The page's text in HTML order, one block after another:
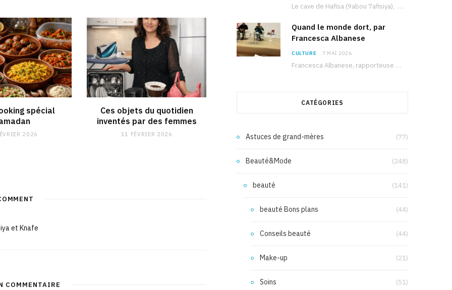
spécial
2026
Ces objets du quotidien
inventés par des femmes
11 FÉVRIER 2026
et Knafe
COMMENTAIRE
Le cave de Hafisa (9abou 7afisiya), premier roman du journaliste tunisien Mohamed Amine Ben Hlel,…
Quand le monde dort, par
Francesca Albanese
CULTURE 7 MAI 2026
Francesca Albanese, rapporteuse spéciale de l’ONU sur les territoires palestiniens occupés, était à Tunis pour…
CATÉGORIES
Astuces de grand-mères (77)
Beauté&Mode (248)
beauté (141)
beauté Bons plans (44)
Conseils beauté (44)
Make-up (21)
Soins (51)